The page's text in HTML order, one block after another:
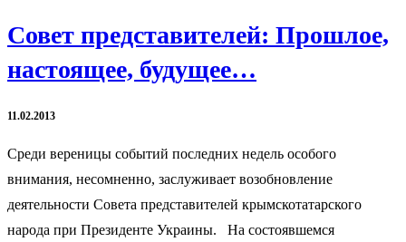
Совет представителей: Прошлое,
настоящее, будущее…
11.02.2013
Среди вереницы событий последних недель особого
внимания, несомненно, заслуживает возобновление
деятельности Совета представителей крымскотатарского
народа при Президенте Украины. На состоявшемся